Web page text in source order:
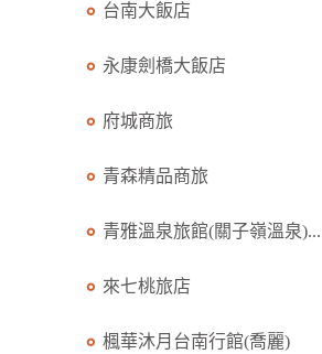
台南大飯店
永康劍橋大飯店
府城商旅
青森精品商旅
青雅溫泉旅館(關子嶺溫泉)...
來七桃旅店
楓華沐月台南行館(喬麗)